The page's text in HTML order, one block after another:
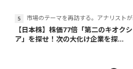
市場のテーマを再訪する。アナリストが読み解くテーマの本質
【日本株】株価77倍「第二のキオクシ
ア」を探せ！次の大化け企業を探...